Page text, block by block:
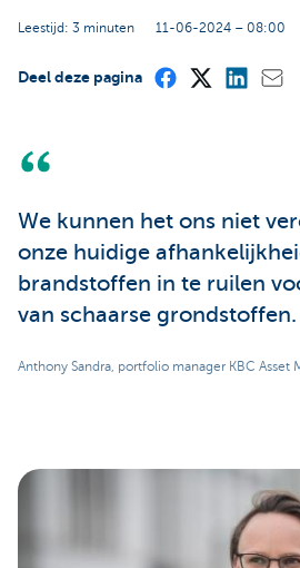
Leestijd: 3 minuten 11-06-2024 – 08:00
Deel deze pagina
We kunnen het ons niet
onze huidige
brandstoffen in te ruilen
van schaarse grondstoffen.
Anthony Sandra, portfolio manager KBC Asset